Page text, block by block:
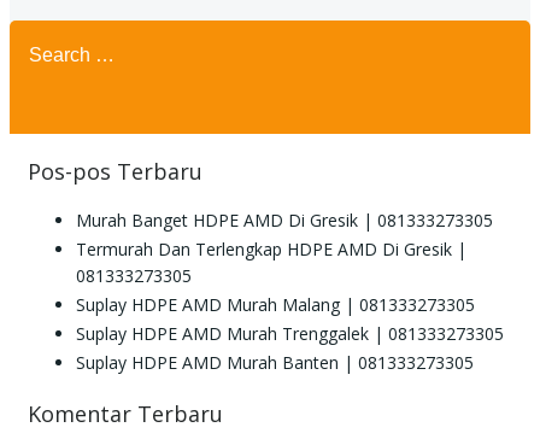
Search
for:
Pos-pos Terbaru
Murah Banget HDPE AMD Di Gresik | 081333273305
Termurah Dan Terlengkap HDPE AMD Di Gresik |
081333273305
Suplay HDPE AMD Murah Malang | 081333273305
Suplay HDPE AMD Murah Trenggalek | 081333273305
Suplay HDPE AMD Murah Banten | 081333273305
Komentar Terbaru